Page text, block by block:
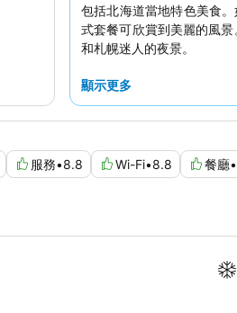
包括北海道當地特色美食
式套餐可欣賞到美麗的風
和札幌迷人的夜景。
顯示更多
服務•8.8 Wi-Fi•8.8 餐廳•